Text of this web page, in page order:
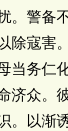
。警备
除寇害
当务仁
济众。
。以渐